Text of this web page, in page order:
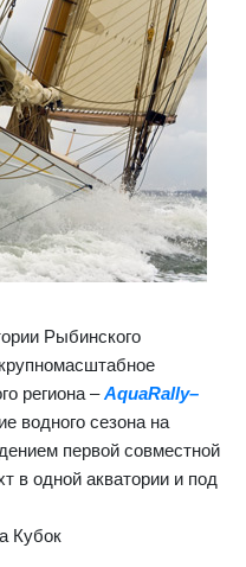
Рыбинского
региона –AquaRally–
водного сезона на
первой совместной
в одной акватории и под
Кубок